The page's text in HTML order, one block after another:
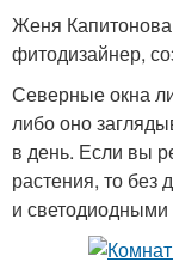
Женя Капитонова
фитодизайнер,
Северные окна
либо оно
в день. Если вы
растения, то без
и